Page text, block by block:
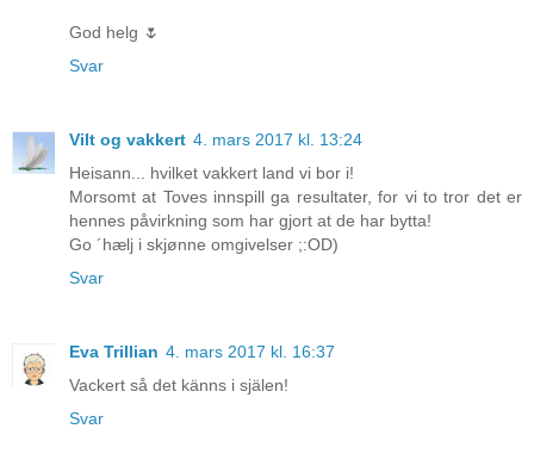
God helg 🌷
Svar
Vilt og vakkert 4. mars 2017 kl. 13:24
Heisann... hvilket vakkert land vi bor i!
Morsomt at Toves innspill ga resultater, for vi to tror det er
hennes påvirkning som har gjort at de har bytta!
Go ´hælj i skjønne omgivelser ;:OD)
Svar
Eva Trillian 4. mars 2017 kl. 16:37
Vackert så det känns i själen!
Svar